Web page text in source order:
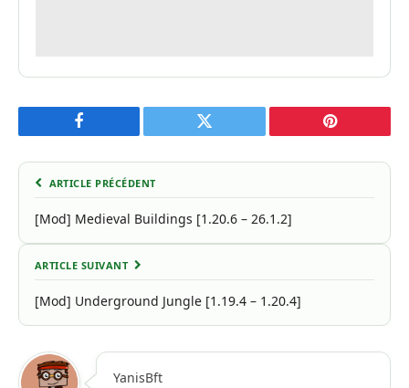
Facebook Twitter Pinterest
ARTICLE PRÉCÉDENT
[Mod] Medieval Buildings [1.20.6 – 26.1.2]
ARTICLE SUIVANT
[Mod] Underground Jungle [1.19.4 – 1.20.4]
YanisBft